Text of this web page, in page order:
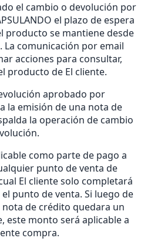
el cambio o devolución por
el plazo de espera
producto se mantiene desde
comunicación por email
acciones para consultar,
producto de El cliente.
aprobado por
la emisión de una nota de
la operación de cambio
como parte de pago a
punto de venta de
El cliente solo completará
punto de venta. Si luego de
de crédito quedara un
este monto será aplicable a
compra.